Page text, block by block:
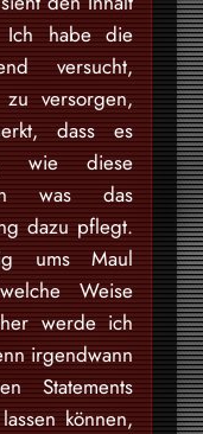
Ich habe die
versucht,
versorgen,
dass es
wie diese
was das
dazu pflegt.
ums Maul
Weise
werde ich
irgendwann
Statements
können,